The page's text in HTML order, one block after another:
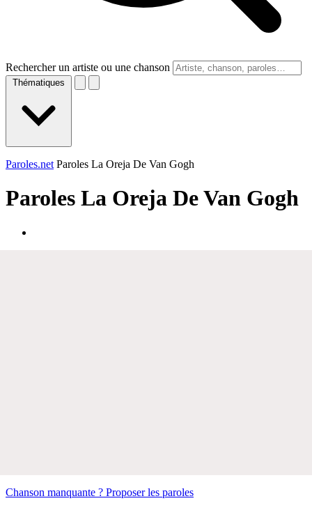
Rechercher un artiste ou une chanson
Thématiques
Paroles.net Paroles La Oreja De Van Gogh
Paroles La Oreja De Van Gogh
Chanson manquante ? Proposer les paroles